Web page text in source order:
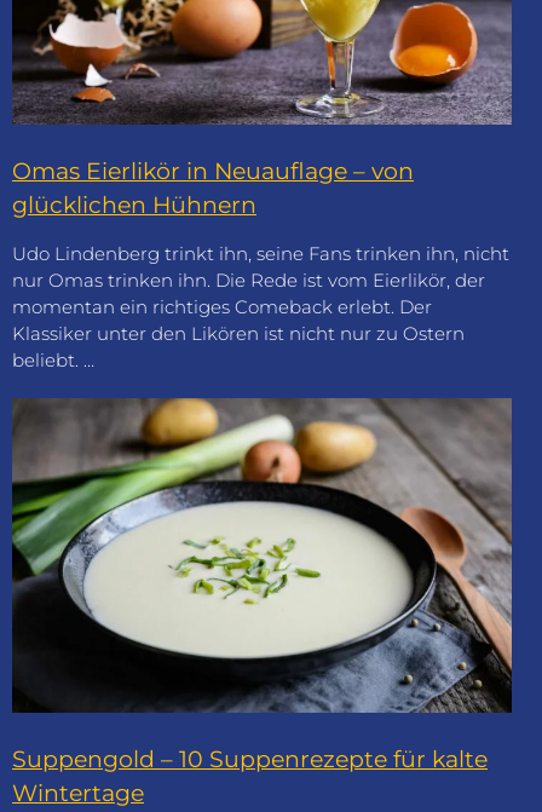
Omas Eierlikör in Neuauflage – von
glücklichen Hühnern
Udo Lindenberg trinkt ihn, seine Fans trinken ihn, nicht
nur Omas trinken ihn. Die Rede ist vom Eierlikör, der
momentan ein richtiges Comeback erlebt. Der
Klassiker unter den Likören ist nicht nur zu Ostern
beliebt. …
Suppengold – 10 Suppenrezepte für kalte
Wintertage